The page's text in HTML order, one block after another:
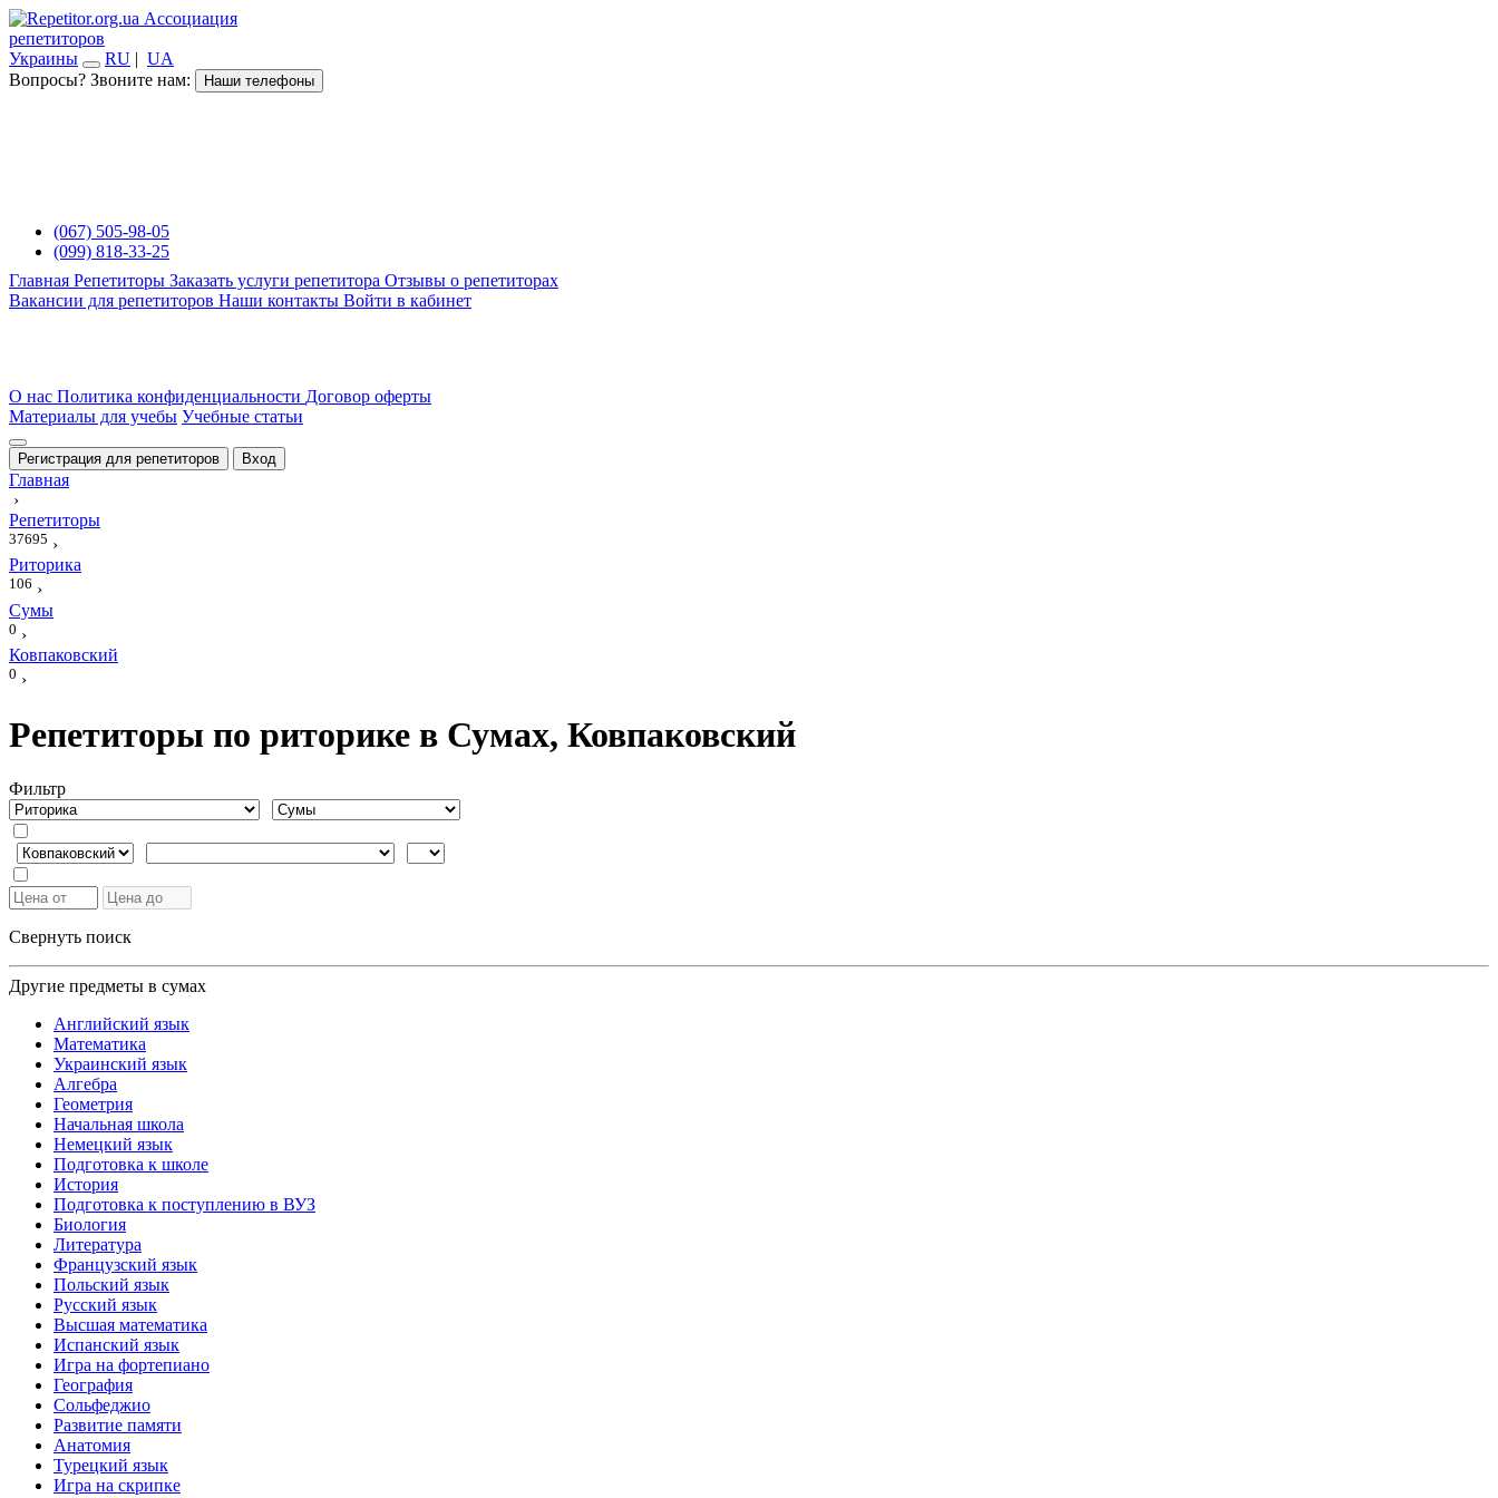
Ассоциация
репетиторов
Украины
RU | UA
Вопросы? Звоните нам:
Наши телефоны
(067) 505-98-05
(099) 818-33-25
Главная Репетиторы Заказать услуги репетитора Отзывы о репетиторах
Вакансии для репетиторов Наши контакты Войти в кабинет
О нас Политика конфиденциальности Договор оферты
Материалы для учебы Учебные статьи
Регистрация для репетиторов Вход
Главная
›
Репетиторы
37695 ›
Риторика
106 ›
Сумы
0 ›
Ковпаковский
0 ›
Репетиторы по риторике в Сумах, Ковпаковский
Фильтр
Свернуть поиск
Другие предметы в сумах
Английский язык
Математика
Украинский язык
Алгебра
Геометрия
Начальная школа
Немецкий язык
Подготовка к школе
История
Подготовка к поступлению в ВУЗ
Биология
Литература
Французский язык
Польский язык
Русский язык
Высшая математика
Испанский язык
Игра на фортепиано
География
Сольфеджио
Развитие памяти
Анатомия
Турецкий язык
Игра на скрипке